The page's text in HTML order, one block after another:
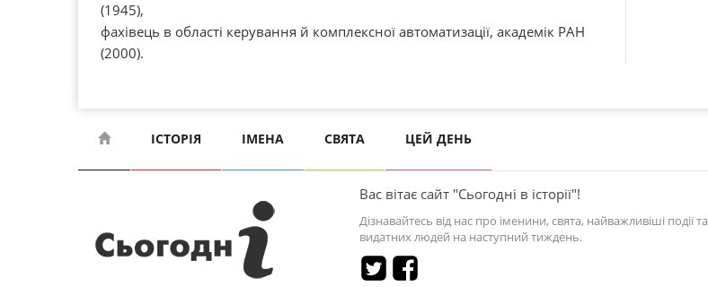
(1945),
фахівець в області керування й комплексної автоматизації, академік РАН
(2000).
ІСТОРІЯ ІМЕНА СВЯТА ЦЕЙ ДЕНЬ
Вас вітає сайт "Сьогодні в історії"!
Дізнавайтесь від нас про іменини, свята, найважливіші події та
видатних людей на наступний тиждень.